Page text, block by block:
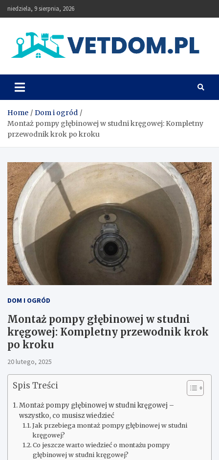
Skip
to
niedziela, 9 sierpnia, 2026
Vetdom
Home
Dom i ogród
Montaż pompy głębinowej w studni kręgowej: Kompletny
przewodnik krok po kroku
DOM I OGRÓD
Montaż pompy głębinowej w studni
kręgowej: Kompletny przewodnik krok
po kroku
20 lutego, 2025
Spis Treści
Montaż pompy głębinowej w studni kręgowej –
wszystko, co musisz wiedzieć
Jak przebiega montaż pompy głębinowej w studni
kręgowej?
Co jeszcze warto wiedzieć o montażu pompy
głębinowej w studni kręgowej?